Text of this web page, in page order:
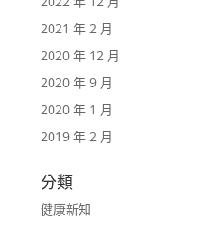
2021 年 2 月
2020 年 12 月
2020 年 9 月
2020 年 1 月
2019 年 2 月
分類
健康新知